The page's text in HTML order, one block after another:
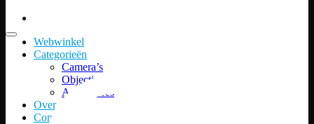
Webwinkel
Categorieën
Camera’s
Objectieven
Accessoires
Over ons
Contact